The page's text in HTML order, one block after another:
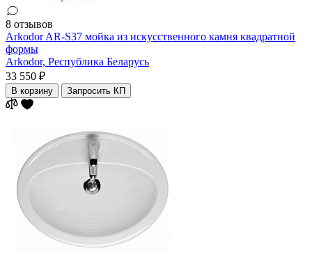
8 отзывов
Arkodor AR-S37 мойка из искусственного камня квадратной
формы
Arkodor, Республика Беларусь
33 550 ₽
В корзину Запросить КП